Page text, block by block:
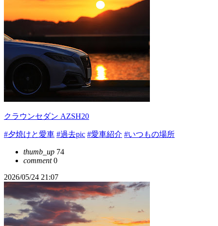
クラウンセダン AZSH20
#夕焼けと愛車 #過去pic #愛車紹介 #いつもの場所
thumb_up 74
comment0
2026/05/24 21:07